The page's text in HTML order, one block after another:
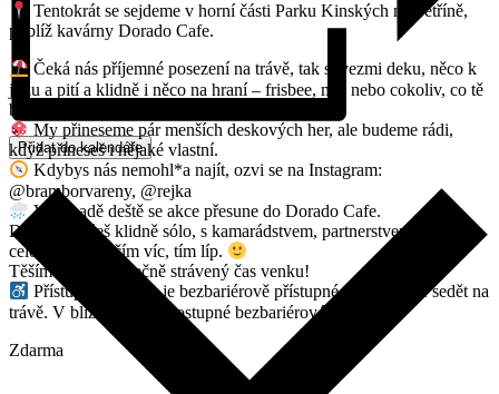
Přidat do kalendáře
Tentokrát se sejdeme v horní části Parku Kinských na Petříně,
poblíž kavárny Dorado Cafe.
Čeká nás příjemné posezení na trávě, tak si vezmi deku, něco k
jídlu a pití a klidně i něco na hraní – frisbee, míč nebo cokoliv, co tě
baví.
My přineseme pár menších deskových her, ale budeme rádi,
když přineseš i nějaké vlastní.
Kdybys nás nemohl*a najít, ozvi se na Instagram:
@bramborvareny, @rejka
V případě deště se akce přesune do Dorado Cafe.
Dorazit můžeš klidně sólo, s kamarádstvem, partnerstvem nebo
celou partou – čím víc, tím líp.
Těšíme se na společně strávený čas venku!
Přístupnost: místo je bezbariérově přístupné, budeme ale sedět na
trávě. V blízkosti jsou dostupné bezbariérové toalety.
Zdarma